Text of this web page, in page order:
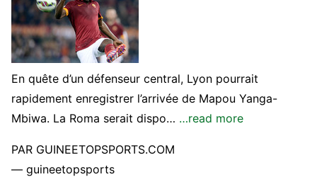
En quête d’un défenseur central, Lyon pourrait
rapidement enregistrer l’arrivée de Mapou Yanga-
Mbiwa. La Roma serait dispo… …read more
PAR GUINEETOPSPORTS.COM
— guineetopsports